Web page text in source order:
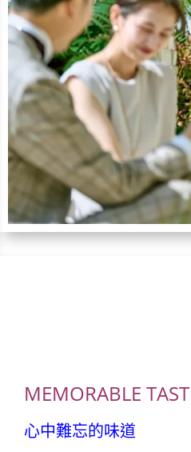
MEMORABLE
心中難忘的味道